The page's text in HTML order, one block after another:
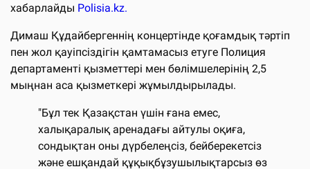
хабарлайды Polisia.kz.
Димаш Құдайбергеннің концертінде қоғамдық тәртіп
пен жол қауіпсіздігін қамтамасыз етуге Полиция
департаменті қызметтері мен бөлімшелерінің 2,5
мыңнан аса қызметкері жұмылдырылады.
"Бұл тек Қазақстан үшін ғана емес,
халықаралық аренадағы айтулы оқиға,
сондықтан оны дүрбелеңсіз, бейберекетсіз
және ешқандай құқықбұзушылықтарсыз өз